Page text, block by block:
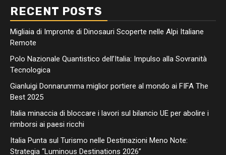
RECENT POSTS
Migliaia di Impronte di Dinosauri Scoperte nelle Alpi Italiane
Remote
Polo Nazionale Quantistico dell’Italia: Impulso alla Sovranità
Tecnologica
Gianluigi Donnarumma miglior portiere al mondo ai FIFA The
Best 2025
Italia minaccia di bloccare i lavori sul bilancio UE per abolire i
rimborsi ai paesi ricchi
Italia Punta sul Turismo nelle Destinazioni Meno Note:
Strategia “Luminous Destinations 2026”